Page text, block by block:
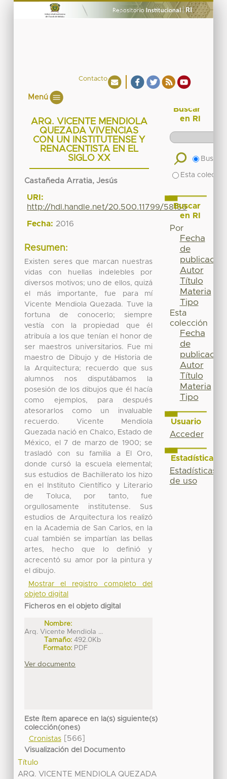
Contacto
Menú
ARQ. VICENTE MENDIOLA
QUEZADA VIVENCIAS
CON UN INSTITUTENSE Y
RENACENTISTA EN EL
SIGLO XX
Castañeda Arratia, Jesús
URI:
http://hdl.handle.net/20.500.11799/58156
Fecha: 2016
Resumen:
Existen seres que marcan nuestras
vidas con huellas indelebles por
diversos motivos; uno de ellos, quizá
el más importante, fue para mí
Vicente Mendiola Quezada. Tuve la
fortuna de conocerlo; siempre
vestía con la propiedad que él
atribuía a los que tenían el honor de
ser maestros universitarios. Fue mi
maestro de Dibujo y de Historia de
la Arquitectura; recuerdo que sus
alumnos nos disputábamos la
posesión de los dibujos que él hacía
como ejemplos, para después
atesorarlos como un invaluable
recuerdo. Vicente Mendiola
Quezada nació en Chalco, Estado de
México, el 7 de marzo de 1900; se
trasladó con su familia a El Oro,
donde cursó la escuela elemental;
sus estudios de Bachillerato los hizo
en el Instituto Científico y Literario
de Toluca, por tanto, fue
orgullosamente institutense. Sus
estudios de Arquitectura los realizó
en la Academia de San Carlos, en la
cual también se impartían las bellas
artes, hecho que lo definió y
acrecentó su amor por la pintura y
el dibujo.
Mostrar el registro completo del
objeto digital
Ficheros en el objeto digital
Nombre:
Arq. Vicente Mendiola ...
Tamaño: 492.0Kb
Formato: PDF
Ver documento
Este ítem aparece en la(s) siguiente(s)
colección(ones)
Cronistas[566]
Visualización del Documento
Título
ARQ. VICENTE MENDIOLA QUEZADA
Buscar
en RI
Buscar
Esta
Buscar
en RI
Por
Fecha
de
publicación
Autor
Título
Materia
Tipo
Esta
colección
Fecha
de
publicación
Autor
Título
Materia
Tipo
Usuario
Acceder
Estadísticas
Estadísticas
de uso